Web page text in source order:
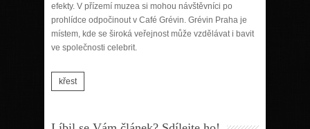
efekty. V přízemí muzea si mohou návštěvníci po
prohlídce odpočinout v Café Grévin. Grévin Praha je
místem, kde se široká veřejnost může vzdělávat i bavit
ve společnosti celebrit.
křest